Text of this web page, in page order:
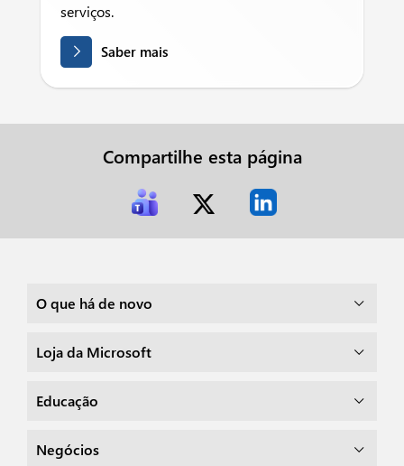
serviços.
Saber mais
Compartilhe esta página
O que há de novo
Loja da Microsoft
Educação
Negócios